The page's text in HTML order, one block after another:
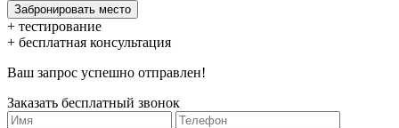
+ тестирование
+ бесплатная консультация
Ваш запрос успешно отправлен!
Заказать бесплатный звонок